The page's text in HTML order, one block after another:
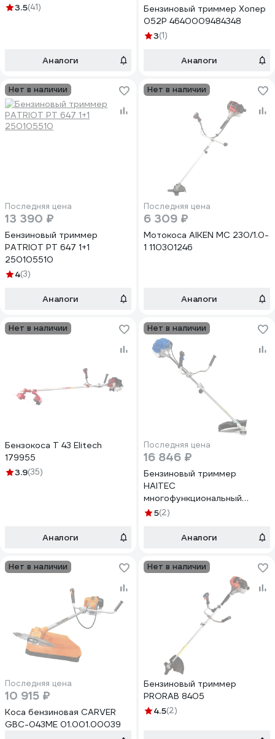
3.5(41)
Аналоги
Бензиновый триммер Хопер
052Р 4640009484348
3(1)
Аналоги
Нет в наличии
Последняя цена
13 390 ₽
Бензиновый триммер
PATRIOT PТ 647 1+1
250105510
4(3)
Аналоги
Нет в наличии
Последняя цена
6 309 ₽
Мотокоса AIKEN MC 230/1.0-
1 110301246
Аналоги
Нет в наличии
Бензокоса Т 43 Elitech
179955
3.9(35)
Аналоги
Нет в наличии
Последняя цена
16 846 ₽
Бензиновый триммер
HAITEC
многофункциональный
multitool 2 в 1 2,6 квт HT-
5(2)
Аналоги
Нет в наличии
Последняя цена
10 915 ₽
Коса бензиновая CARVER
GBC-043ME 01.001.00039
Нет в наличии
Бензиновый триммер
PRORAB 8405
4.5(2)